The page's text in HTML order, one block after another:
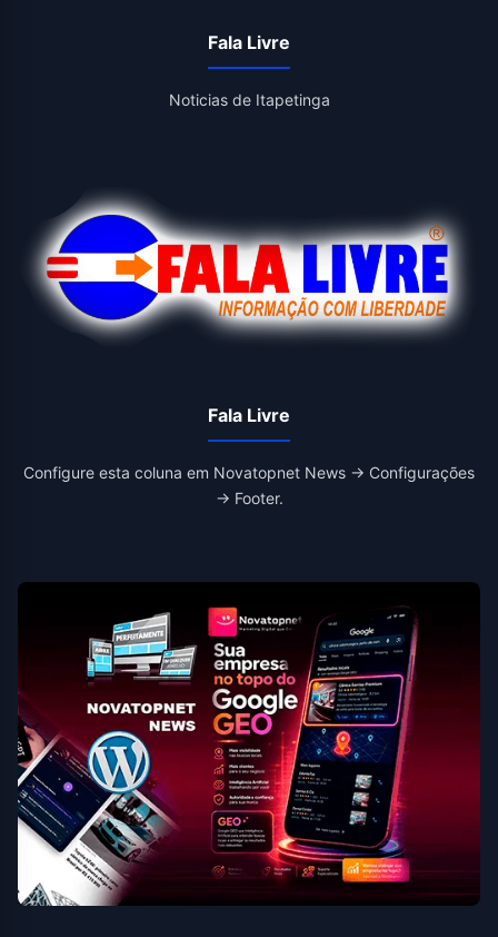
Fala Livre
Noticias de Itapetinga
Fala Livre
Configure esta coluna em Novatopnet News → Configurações
→ Footer.